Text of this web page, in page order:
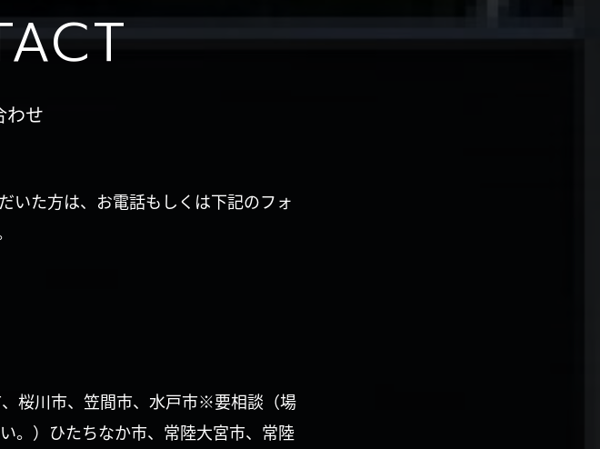
わせ
いた方は、お電話もしくは下記のフォ
桜川市、笠間市、水戸市※要相談（場
。）ひたちなか市、常陸大宮市、常陸